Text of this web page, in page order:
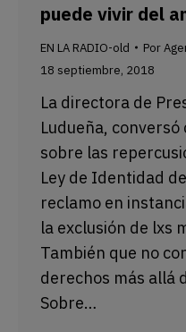
puede vivir del
EN LA RADIO-old Por
18 septiembre, 2018
La directora de
Ludueña,
sobre las
Ley de Identidad
reclamo en
la exclusión de lxs
También que no
derechos más allá
Sobre…